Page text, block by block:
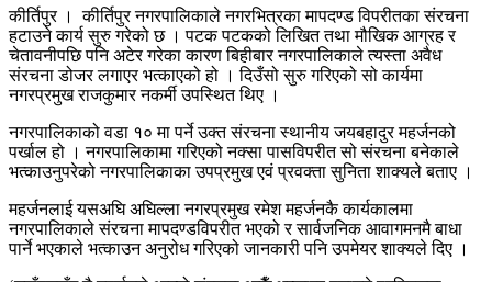
कीर्तिपुर । कीर्तिपुर नगरपालिकाले नगरभित्रका मापदण्ड विपरीतका संरचना
हटाउने कार्य सुरु गरेको छ । पटक पटकको लिखित तथा मौखिक आग्रह र
चेतावनीपछि पनि अटेर गरेका कारण बिहीबार नगरपालिकाले त्यस्ता अवैध
संरचना डोजर लगाएर भत्काएको हो । दिउँसो सुरु गरिएको सो कार्यमा
नगरप्रमुख राजकुमार नकर्मी उपस्थित थिए ।
नगरपालिकाको वडा १० मा पर्ने उक्त संरचना स्थानीय जयबहादुर महर्जनको
पर्खाल हो । नगरपालिकामा गरिएको नक्सा पासविपरीत सो संरचना बनेकाले
भत्काउनुपरेको नगरपालिकाका उपप्रमुख एवं प्रवक्ता सुनिता शाक्यले बताए ।
महर्जनलाई यसअघि अघिल्ला नगरप्रमुख रमेश महर्जनकै कार्यकालमा
नगरपालिकाले संरचना मापदण्डविपरीत भएको र सार्वजनिक आवागमनमै बाधा
पार्ने भएकाले भत्काउन अनुरोध गरिएको जानकारी पनि उपमेयर शाक्यले दिए ।